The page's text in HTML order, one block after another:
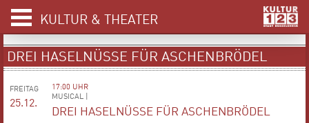
KULTUR & THEATER
DREI HASELNÜSSE FÜR ASCHENBRÖDEL
FREITAG
25.12.
17:00 UHR
MUSICAL |
DREI HASELNÜSSE FÜR ASCHENBRÖDEL